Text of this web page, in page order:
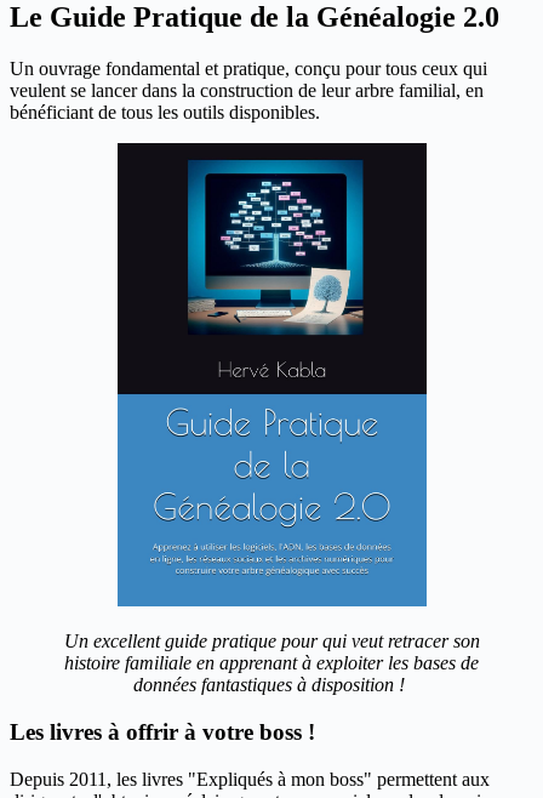
Le Guide Pratique de la Généalogie 2.0
Un ouvrage fondamental et pratique, conçu pour tous ceux qui
veulent se lancer dans la construction de leur arbre familial, en
bénéficiant de tous les outils disponibles.
Un excellent guide pratique pour qui veut retracer son
histoire familiale en apprenant à exploiter les bases de
données fantastiques à disposition !
Les livres à offrir à votre boss !
Depuis 2011, les livres "Expliqués à mon boss" permettent aux